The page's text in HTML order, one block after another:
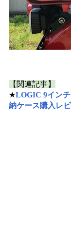
【関連記事】
★LOGIC 9イン
納ケース購入レ